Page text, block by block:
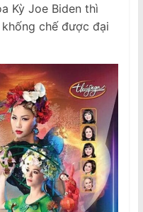
Kỳ Joe Biden thì
chế được đại